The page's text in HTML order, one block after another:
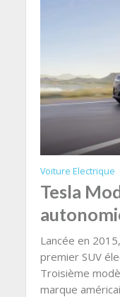
Voiture Electrique
Tesla
Lancée en
premier SUV
Troisième
marque